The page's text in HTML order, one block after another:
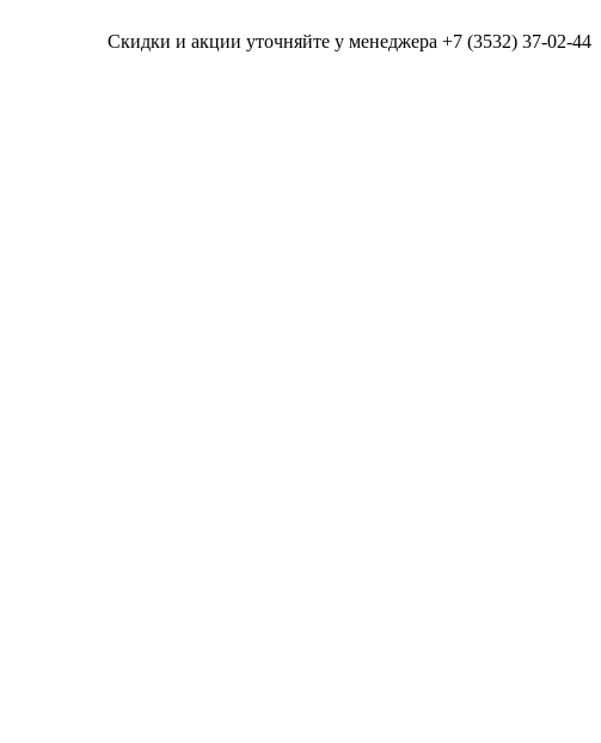
Скидки и акции уточняйте у менеджера +7 (3532) 37-02-44